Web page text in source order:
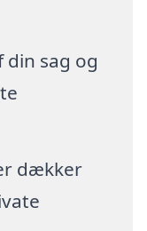
sag og
dækker